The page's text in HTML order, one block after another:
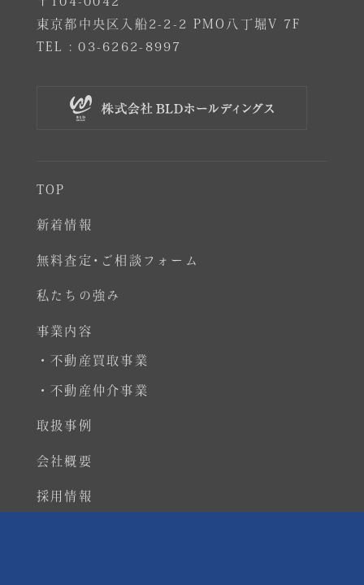
東京都中央区入船2-2-2 PMO八丁堀V 7F
TEL :03-6262-8997
TOP
新着情報
無料査定･ご相談フォーム
私たちの強み
事業内容
・不動産買取事業
・不動産仲介事業
取扱事例
会社概要
採用情報